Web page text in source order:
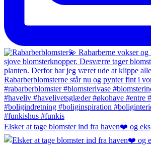
Elsker at tage blomster ind fra haven❤️ og eks